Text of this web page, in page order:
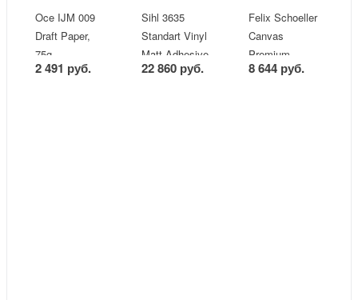
Oce IJM 009
Draft Paper,
75g
2 491 руб.
Sihl 3635
Standart Vinyl
Matt Adhesive
22 860 руб.
Felix Schoeller
Canvas
Premium
Natural White
8 644 руб.